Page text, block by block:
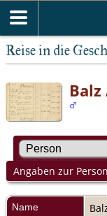
Reise in die
Balz
Angaben zur Person
Name